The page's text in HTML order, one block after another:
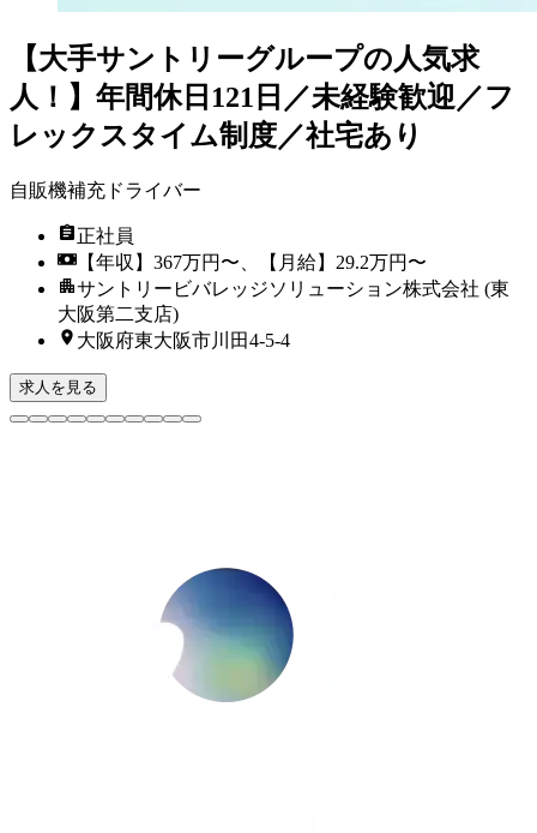
【大手サントリーグループの人気求
人！】年間休日121日／未経験歓迎／フ
レックスタイム制度／社宅あり
自販機補充ドライバー
正社員
【年収】367万円〜、【月給】29.2万円〜
サントリービバレッジソリューション株式会社 (東
大阪第二支店)
大阪府東大阪市川田4-5-4
求人を見る